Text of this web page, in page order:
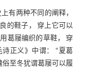
有两种不同的阐释，
的鞋子， 穿上它可以
葛屦编织的草鞋， 穿
诗正义》中谓： “夏葛
至冬犹谓葛屦可以履